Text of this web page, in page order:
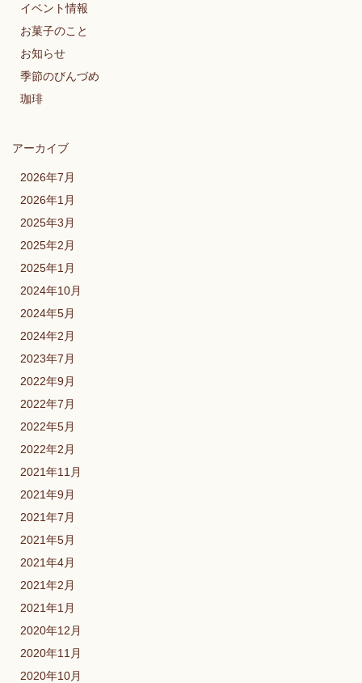
イベント情報
お菓子のこと
お知らせ
季節のびんづめ
珈琲
アーカイブ
2026年7月
2026年1月
2025年3月
2025年2月
2025年1月
2024年10月
2024年5月
2024年2月
2023年7月
2022年9月
2022年7月
2022年5月
2022年2月
2021年11月
2021年9月
2021年7月
2021年5月
2021年4月
2021年2月
2021年1月
2020年12月
2020年11月
2020年10月